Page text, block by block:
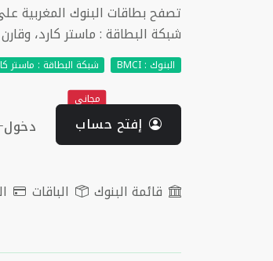
شبكة البطاقة : ماستر كارد،
البنوك : BMCI
شبكة البطاقة : ماستر
مجاني
إفتح حساب دخول
قائمة البنوك الباقات